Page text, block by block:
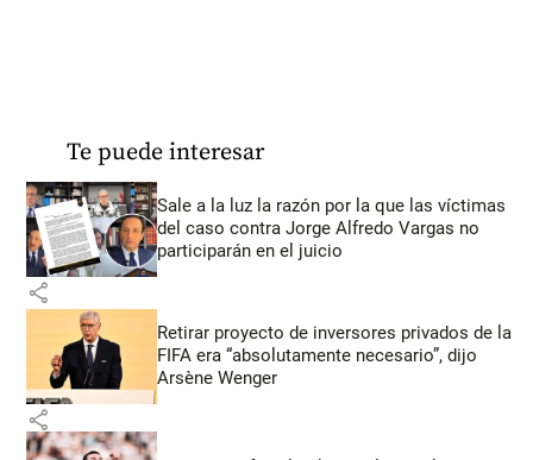
Te puede interesar
Sale a la luz la razón por la que las víctimas
del caso contra Jorge Alfredo Vargas no
participarán en el juicio
share
Retirar proyecto de inversores privados de la
FIFA era “absolutamente necesario”, dijo
Arsène Wenger
share